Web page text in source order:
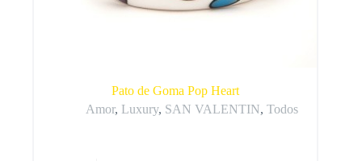
Pato de Goma Pop Heart
Amor, Luxury, SAN VALENTIN, Todos